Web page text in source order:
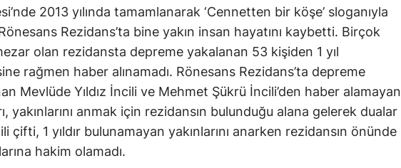
2013 yılında tamamlanarak ‘Cennetten bir köşe’ sloganıyla
Rezidans’ta bine yakın insan hayatını kaybetti. Birçok
olan rezidansta depreme yakalanan 53 kişiden 1 yıl
rağmen haber alınamadı. Rönesans Rezidans’ta depreme
Mevlüde Yıldız İncili ve Mehmet Şükrü İncili’den haber alamayan
yakınlarını anmak için rezidansın bulunduğu alana gelerek dualar
çifti, 1 yıldır bulunamayan yakınlarını anarken rezidansın önünde
hakim olamadı.